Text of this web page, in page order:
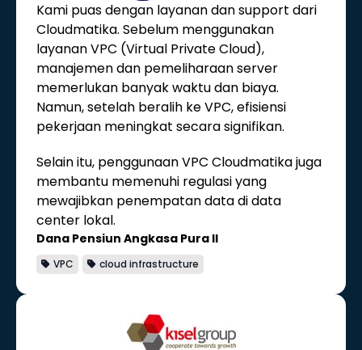
Kami puas dengan layanan dan support dari
Cloudmatika. Sebelum menggunakan
layanan VPC (Virtual Private Cloud),
manajemen dan pemeliharaan server
memerlukan banyak waktu dan biaya.
Namun, setelah beralih ke VPC, efisiensi
pekerjaan meningkat secara signifikan.
Selain itu, penggunaan VPC Cloudmatika juga
membantu memenuhi regulasi yang
mewajibkan penempatan data di data
center lokal.
Dana Pensiun Angkasa Pura II
VPC cloud infrastructure